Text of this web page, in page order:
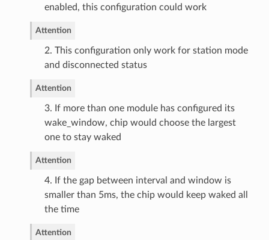
enabled, this configuration could work
Attention
2. This configuration only work for station mode
and disconnected status
Attention
3. If more than one module has configured its
wake_window, chip would choose the largest
one to stay waked
Attention
4. If the gap between interval and window is
smaller than 5ms, the chip would keep waked all
the time
Attention